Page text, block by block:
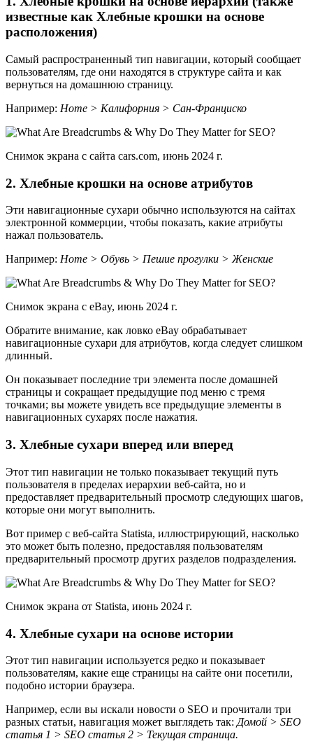
известные как Хлебные крошки на основе
расположения)
Самый распространенный тип навигации, который сообщает
пользователям, где они находятся в структуре сайта и как
вернуться на домашнюю страницу.
Например: Home > Калифорния > Сан-Франциско
Снимок экрана с сайта cars.com, июнь 2024 г.
2. Хлебные крошки на основе атрибутов
Эти навигационные сухари обычно используются на сайтах
электронной коммерции, чтобы показать, какие атрибуты
нажал пользователь.
Например: Home > Обувь > Пешие прогулки > Женские
Снимок экрана с eBay, июнь 2024 г.
Обратите внимание, как ловко eBay обрабатывает
навигационные сухари для атрибутов, когда следует слишком
длинный.
Он показывает последние три элемента после домашней
страницы и сокращает предыдущие под меню с тремя
точками; вы можете увидеть все предыдущие элементы в
навигационных сухарях после нажатия.
3. Хлебные сухари вперед или вперед
Этот тип навигации не только показывает текущий путь
пользователя в пределах иерархии веб-сайта, но и
предоставляет предварительный просмотр следующих шагов,
которые они могут выполнить.
Вот пример с веб-сайта Statista, иллюстрирующий, насколько
это может быть полезно, предоставляя пользователям
предварительный просмотр других разделов подразделения.
Снимок экрана от Statista, июнь 2024 г.
4. Хлебные сухари на основе истории
Этот тип навигации используется редко и показывает
пользователям, какие еще страницы на сайте они посетили,
подобно истории браузера.
Например, если вы искали новости о SEO и прочитали три
разных статьи, навигация может выглядеть так: Домой > SEO
статья 1 > SEO статья 2 > Текущая страница.